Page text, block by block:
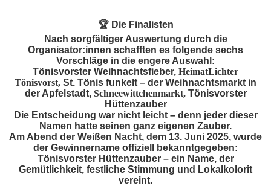
🏆Die Finalisten
Nach sorgfältiger Auswertung durch die
Organisator:innen schafften es folgende sechs
Vorschläge in die engere Auswahl:
Tönisvorster Weihnachtsfieber, HeimatLichter
Tönisvorst, St. Tönis funkelt – der Weihnachtsmarkt in
der Apfelstadt, Schneewittchenmarkt, Tönisvorster
Hüttenzauber
Die Entscheidung war nicht leicht – denn jeder dieser
Namen hatte seinen ganz eigenen Zauber.
Am Abend der Weißen Nacht, dem 13. Juni 2025, wurde
der Gewinnername offiziell bekanntgegeben:
Tönisvorster Hüttenzauber – ein Name, der
Gemütlichkeit, festliche Stimmung und Lokalkolorit
vereint.